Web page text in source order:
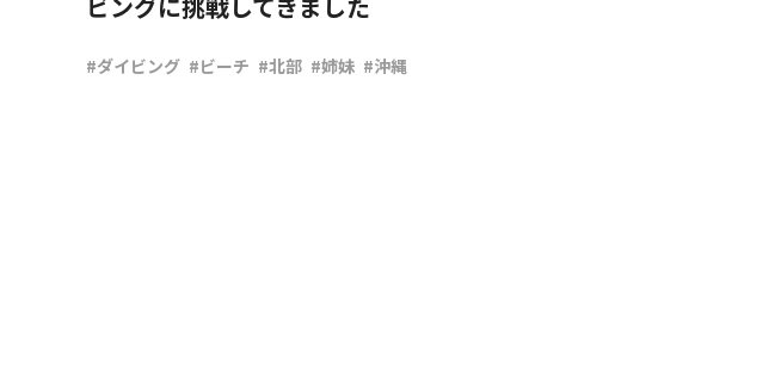
#ダイビング #ビーチ #北部 #姉妹 #沖縄